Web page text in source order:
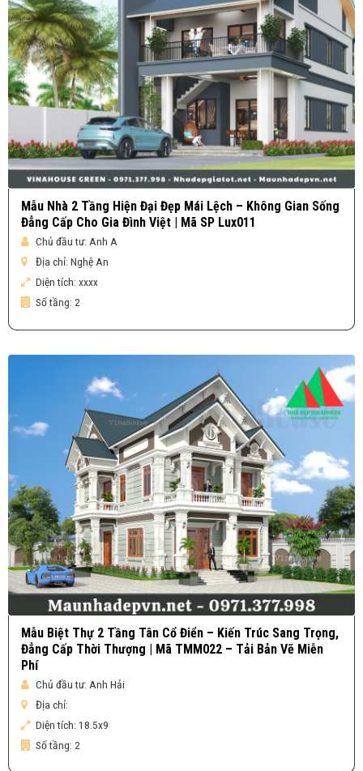
Mẫu Nhà 2 Tầng Hiện Đại Đẹp Mái Lệch – Không Gian Sống
Đẳng Cấp Cho Gia Đình Việt | Mã SP Lux011
Chủ đầu tư: Anh A
Địa chỉ: Nghệ An
Diện tích: xxxx
Số tầng: 2
Mẫu Biệt Thự 2 Tầng Tân Cổ Điển – Kiến Trúc Sang Trọng,
Đẳng Cấp Thời Thượng | Mã TMM022 – Tải Bản Vẽ Miễn
Phí
Chủ đầu tư: Anh Hải
Địa chỉ:
Diện tích: 18.5x9
Số tầng: 2